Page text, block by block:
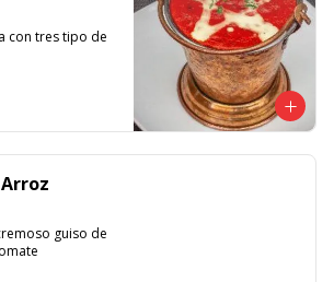
con tres tipo de
guiso de